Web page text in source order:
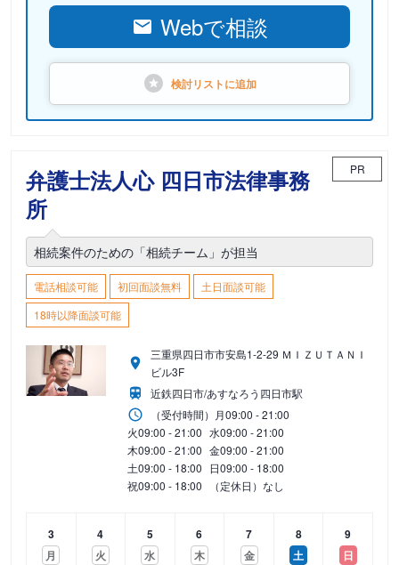
Webで相談
検討リストに追加
弁護士法人心 四日市法律事務
所
PR
相続案件のための「相続チーム」が担当
電話相談可能 初回面談無料
土日面談可能
18時以降面談可能
三重県四日市市安島1-2-29 ＭＩＺＵＴＡＮＩ
ビル3F
近鉄四日市/あすなろう四日市駅
（受付時間） 月09:00 - 21:00
火09:00 - 21:00 水09:00 - 21:00
木09:00 - 21:00 金09:00 - 21:00
土09:00 - 18:00 日09:00 - 18:00
祝09:00 - 18:00 （定休日）なし
3
月
4
火
5
水
6
木
7
金
8
土
9
日